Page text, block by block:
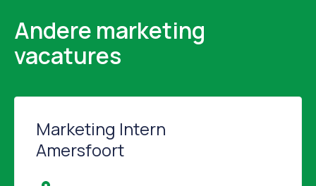
Andere marketing
vacatures
Marketing Intern
Amersfoort